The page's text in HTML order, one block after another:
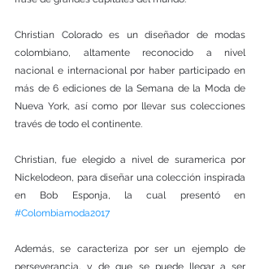
Christian Colorado es un diseñador de modas
colombiano, altamente reconocido a nivel
nacional e internacional por haber participado en
más de 6 ediciones de la Semana de la Moda de
Nueva York, así como por llevar sus colecciones
través de todo el continente.
Christian, fue elegido a nivel de suramerica por
Nickelodeon, para diseñar una colección inspirada
#Colombiamoda2017
Además, se caracteriza por ser un ejemplo de
perseverancia, y de que se puede llegar a ser